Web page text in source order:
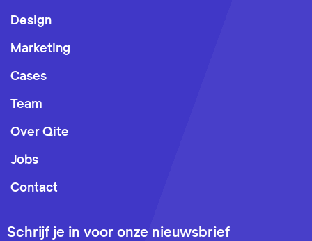
Design
Marketing
Cases
Team
Over Qite
Jobs
Contact
Schrijf je in voor onze nieuwsbrief